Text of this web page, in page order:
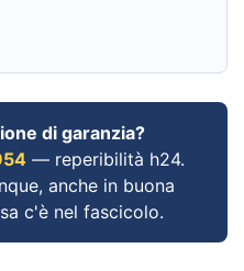
di garanzia?
— reperibilità h24.
anche in buona
c'è nel fascicolo.